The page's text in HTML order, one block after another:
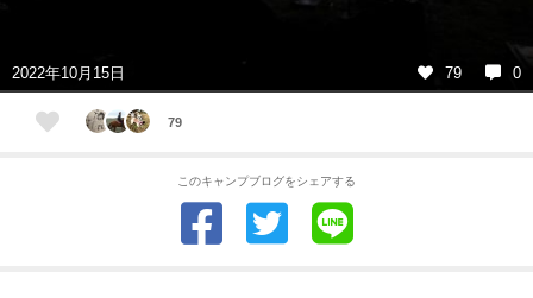
2022年10月15日 79 0
79
このキャンプブログをシェアする